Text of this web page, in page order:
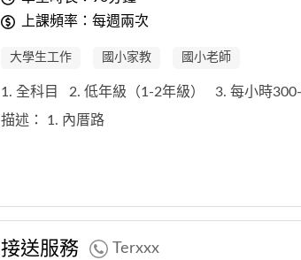
上課頻率：每週兩次
大學生工作 國小家教 國小老師
1. 全科目 2. 低年級（1-2年級） 3. 每小時
描述： 1. 內厝路
接送服務 Terxxx